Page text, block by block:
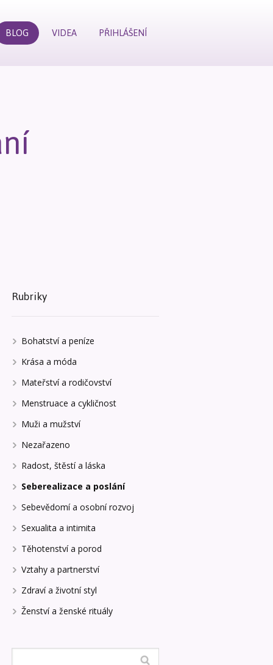
BLOG VIDEA PŘIHLÁŠENÍ
Rubriky
Bohatství a peníze
Krása a móda
Mateřství a rodičovství
Menstruace a cykličnost
Muži a mužství
Nezařazeno
Radost, štěstí a láska
Seberealizace a poslání
Sebevědomí a osobní rozvoj
Sexualita a intimita
Těhotenství a porod
Vztahy a partnerství
Zdraví a životní styl
Ženství a ženské rituály